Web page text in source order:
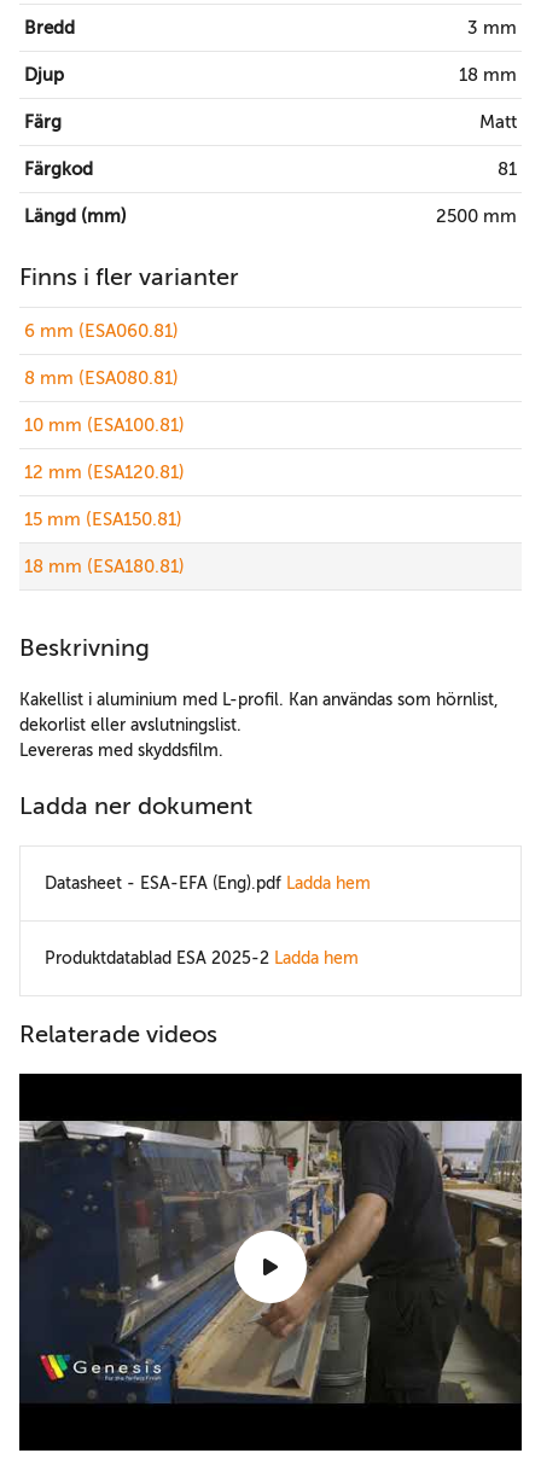
Bredd 3 mm
Djup 18 mm
Färg Matt
Färgkod 81
Längd (mm) 2500 mm
Finns i fler varianter
6 mm (ESA060.81)
8 mm (ESA080.81)
10 mm (ESA100.81)
12 mm (ESA120.81)
15 mm (ESA150.81)
18 mm (ESA180.81)
Beskrivning
Kakellist i aluminium med L-profil. Kan användas som hörnlist,
dekorlist eller avslutningslist.
Levereras med skyddsfilm.
Ladda ner dokument
Datasheet - ESA-EFA (Eng).pdf Ladda hem
Produktdatablad ESA 2025-2 Ladda hem
Relaterade videos